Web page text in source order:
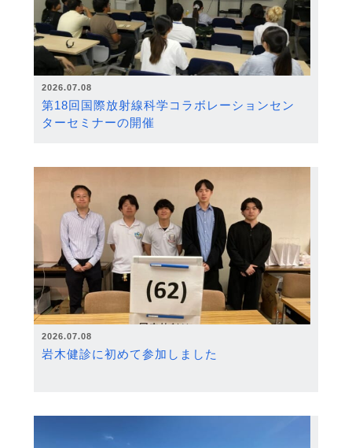
2026.07.08
第18回国際放射線科学コラボレーションセン
ターセミナーの開催
2026.07.08
岩木健診に初めて参加しました